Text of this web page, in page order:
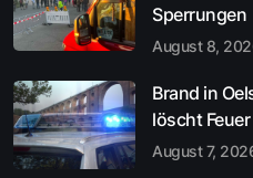
Sperrungen
August 8,
Brand in
löscht
August 7,